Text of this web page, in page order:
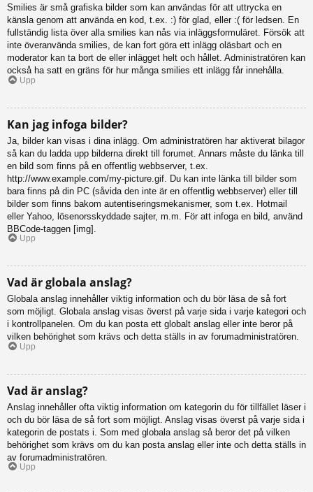
Smilies är små grafiska bilder som kan användas för att uttrycka en
känsla genom att använda en kod, t.ex. :) för glad, eller :( för ledsen. En
fullständig lista över alla smilies kan nås via inläggsformuläret. Försök att
inte överanvända smilies, de kan fort göra ett inlägg oläsbart och en
moderator kan ta bort de eller inlägget helt och hållet. Administratören kan
också ha satt en gräns för hur många smilies ett inlägg får innehålla.
Upp
Kan jag infoga bilder?
Ja, bilder kan visas i dina inlägg. Om administratören har aktiverat bilagor
så kan du ladda upp bilderna direkt till forumet. Annars måste du länka till
en bild som finns på en offentlig webbserver, t.ex.
http://www.example.com/my-picture.gif. Du kan inte länka till bilder som
bara finns på din PC (såvida den inte är en offentlig webbserver) eller till
bilder som finns bakom autentiseringsmekanismer, som t.ex. Hotmail
eller Yahoo, lösenorsskyddade sajter, m.m. För att infoga en bild, använd
BBCode-taggen [img].
Upp
Vad är globala anslag?
Globala anslag innehåller viktig information och du bör läsa de så fort
som möjligt. Globala anslag visas överst på varje sida i varje kategori och
i kontrollpanelen. Om du kan posta ett globalt anslag eller inte beror på
vilken behörighet som krävs och detta ställs in av forumadministratören.
Upp
Vad är anslag?
Anslag innehåller ofta viktig information om kategorin du för tillfället läser i
och du bör läsa de så fort som möjligt. Anslag visas överst på varje sida i
kategorin de postats i. Som med globala anslag så beror det på vilken
behörighet som krävs om du kan posta anslag eller inte och detta ställs in
av forumadministratören.
Upp